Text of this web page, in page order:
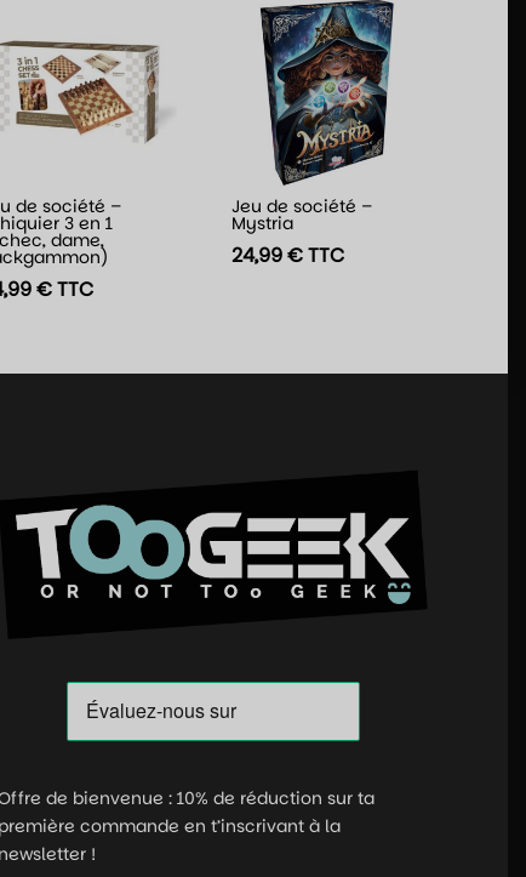
de société –
3 en 1
dame,
€TTC
Jeu de société –
Mystria
24,99€TTC
de bienvenue : 10% de réduction sur ta
première commande en t’inscrivant à la
newsletter !